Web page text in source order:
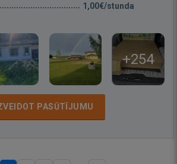
1,00€/stunda
+254
PASŪTĪJUMU